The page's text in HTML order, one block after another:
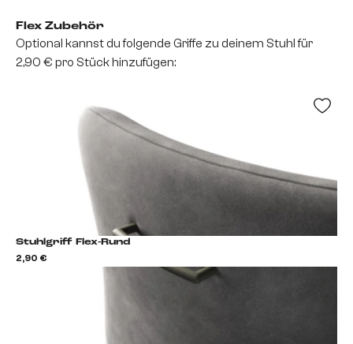
Flex Zubehör
Optional kannst du folgende Griffe zu deinem Stuhl für
2,90 € pro Stück hinzufügen:
Stuhlgriff Flex-Rund
2,90 €
Stuhlgriff hinzufügen